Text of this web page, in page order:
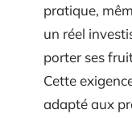
pratique,
un réel
porter ses
Cette
adapté aux